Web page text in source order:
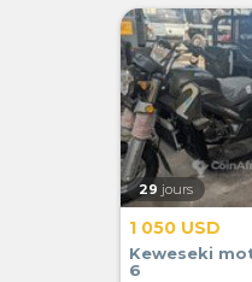
29 jours
1 050 USD
Keweseki
6